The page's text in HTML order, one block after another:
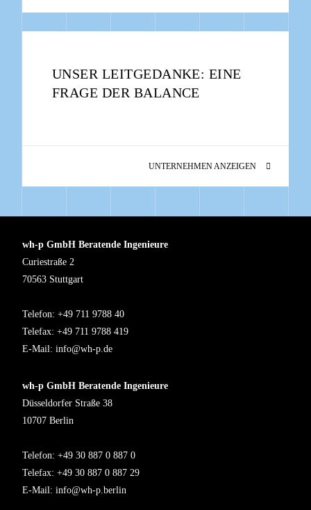
UNSER LEITGEDANKE: EINE
FRAGE DER BALANCE
UNTERNEHMEN ANZEIGEN
wh-p GmbH Beratende Ingenieure
Curiestraße 2
70563 Stuttgart
Telefon: +49 711 9788 40
Telefax: +49 711 9788 419
E-Mail: info@wh-p.de
wh-p GmbH Beratende Ingenieure
Düsseldorfer Straße 38
10707 Berlin
Telefon: +49 30 887 0 887 0
Telefax: +49 30 887 0 887 29
E-Mail: info@wh-p.berlin